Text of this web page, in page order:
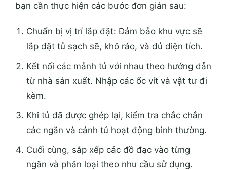
bạn cần thực hiện các bước đơn giản sau:
Chuẩn bị vị trí lắp đặt: Đảm bảo khu vực sẽ
lắp đặt tủ sạch sẽ, khô ráo, và đủ diện tích.
Kết nối các mảnh tủ với nhau theo hướng dẫn
từ nhà sản xuất. Nhập các ốc vít và vật tư đi
kèm.
Khi tủ đã được ghép lại, kiểm tra chắc chắn
các ngăn và cánh tủ hoạt động bình thường.
Cuối cùng, sắp xếp các đồ đạc vào từng
ngăn và phân loại theo nhu cầu sử dụng.